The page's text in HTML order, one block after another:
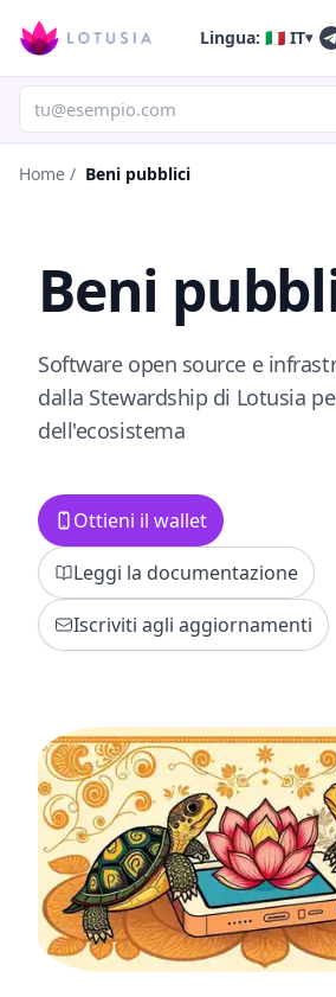
Lingua: 🇮🇹 IT▾
Home / Beni pubblici
Beni
Software open source e
dalla Stewardship di Lotusia
dell'ecosistema
Ottieni il wallet
Leggi la documentazione
Iscriviti agli aggiornamenti